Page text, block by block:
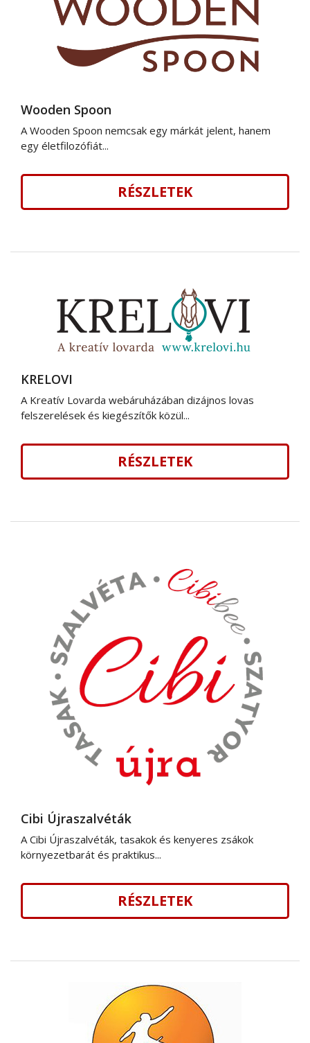
Wooden Spoon
A Wooden Spoon nemcsak egy márkát jelent, hanem
egy életfilozófiát...
RÉSZLETEK
KRELOVI
A Kreatív Lovarda webáruházában dizájnos lovas
felszerelések és kiegészítők közül...
RÉSZLETEK
Cibi Újraszalvéták
A Cibi Újraszalvéták, tasakok és kenyeres zsákok
környezetbarát és praktikus...
RÉSZLETEK